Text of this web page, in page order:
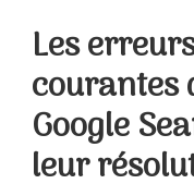
Les
courantes
Google
leur